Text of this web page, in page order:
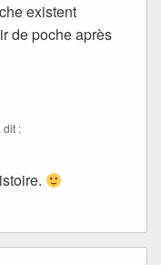
existent
de poche après
dit :